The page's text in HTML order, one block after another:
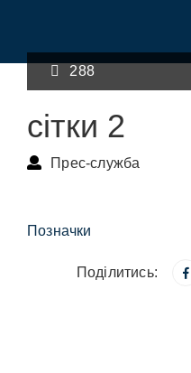
288
сітки 2
Прес-служба
Позначки
Поділитись: